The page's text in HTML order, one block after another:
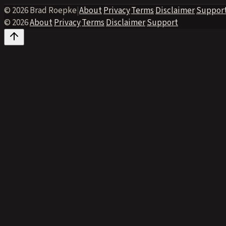
© 2026 Brad Roepke|About·Privacy·Terms·Disclaimer·
© 2026·About·Privacy·Terms·Disclaimer·Support